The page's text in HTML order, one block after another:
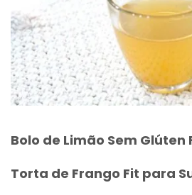
Bolo de Limão Sem Glúten
Torta de Frango Fit para